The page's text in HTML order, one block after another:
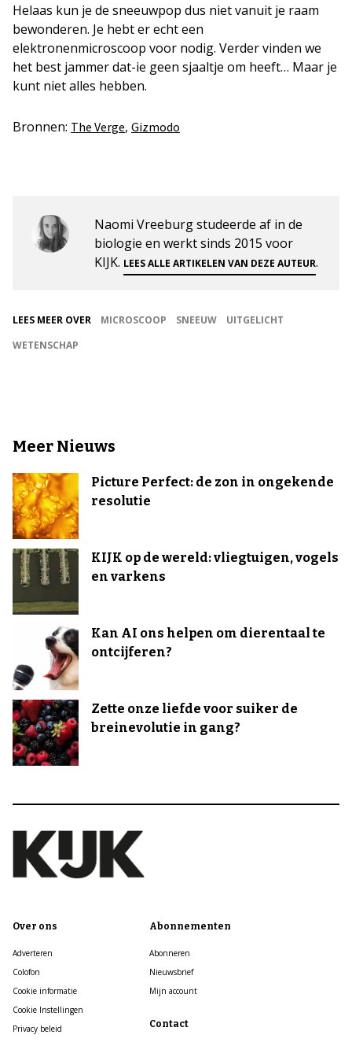
Helaas kun je de sneeuwpop dus niet vanuit je raam
bewonderen. Je hebt er echt een
elektronenmicroscoop voor nodig. Verder vinden we
het best jammer dat-ie geen sjaaltje om heeft… Maar je
kunt niet alles hebben.
Bronnen: The Verge, Gizmodo
Naomi Vreeburg studeerde af in de
biologie en werkt sinds 2015 voor
KIJK. LEES ALLE ARTIKELEN VAN DEZE AUTEUR.
LEES MEER OVER MICROSCOOP SNEEUW
UITGELICHT
WETENSCHAP
Meer Nieuws
Picture Perfect: de zon in ongekende
resolutie
KIJK op de wereld: vliegtuigen, vogels
en varkens
Kan AI ons helpen om dierentaal te
ontcijferen?
Zette onze liefde voor suiker de
breinevolutie in gang?
Over ons
Adverteren
Colofon
Cookie informatie
Cookie Instellingen
Privacy beleid
Abonnementen
Abonneren
Nieuwsbrief
Mijn account
Contact